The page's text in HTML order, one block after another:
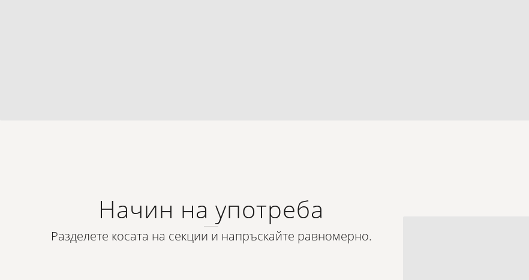
Начин на употреба
Разделете косата на секции и напръскайте равномерно.